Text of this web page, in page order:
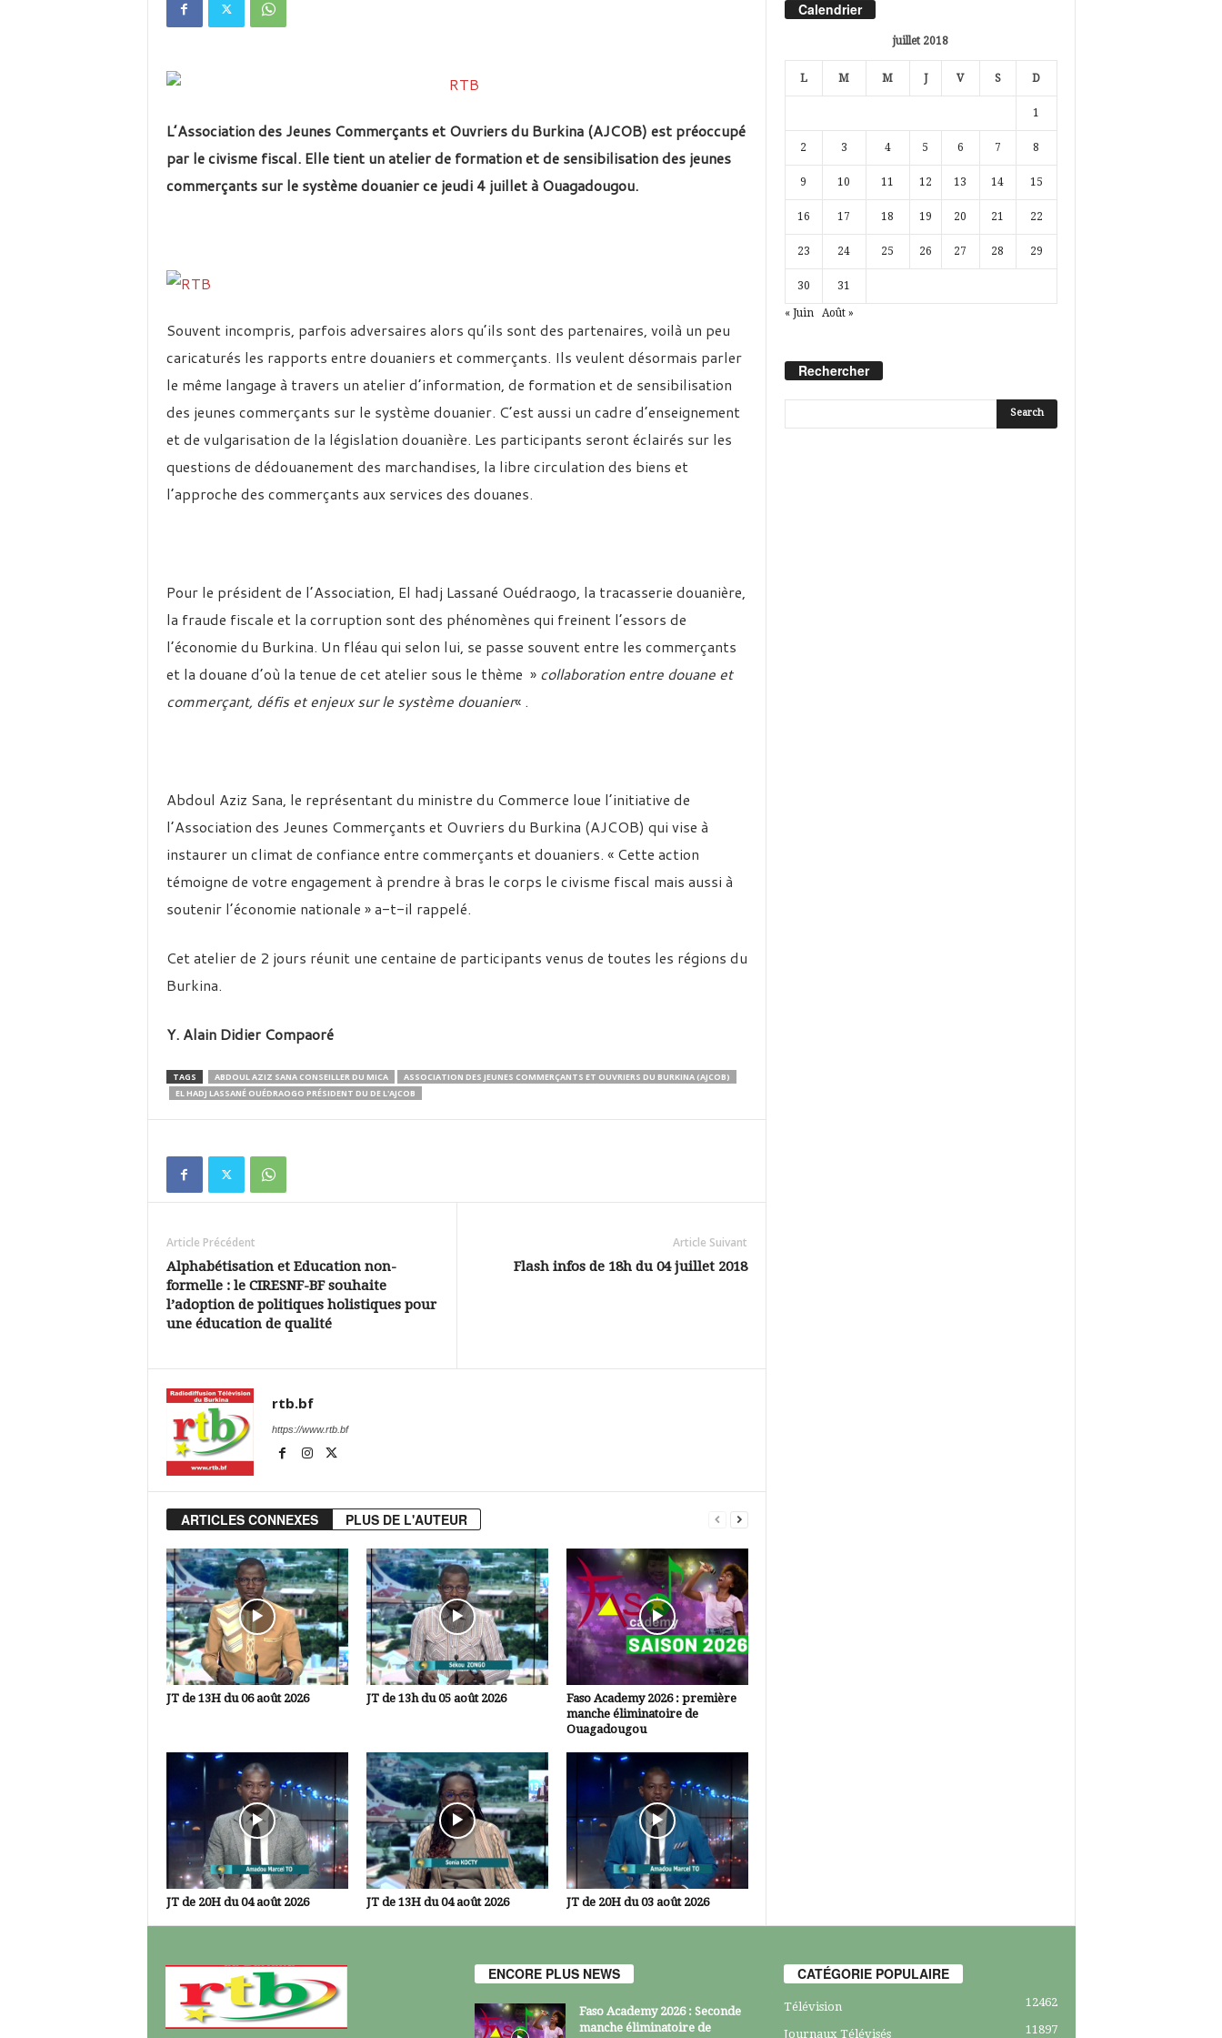
L’Association des Jeunes Commerçants et Ouvriers du Burkina (AJCOB) est préoccupé
par le civisme fiscal. Elle tient un atelier de formation et de sensibilisation des jeunes
commerçants sur le système douanier ce jeudi 4 juillet à Ouagadougou.
Souvent incompris, parfois adversaires alors qu’ils sont des partenaires, voilà un peu
caricaturés les rapports entre douaniers et commerçants. Ils veulent désormais parler
le même langage à travers un atelier d’information, de formation et de sensibilisation
des jeunes commerçants sur le système douanier. C’est aussi un cadre d’enseignement
et de vulgarisation de la législation douanière. Les participants seront éclairés sur les
questions de dédouanement des marchandises, la libre circulation des biens et
l’approche des commerçants aux services des douanes.
Pour le président de l’Association, El hadj Lassané Ouédraogo, la tracasserie douanière,
la fraude fiscale et la corruption sont des phénomènes qui freinent l’essors de
l’économie du Burkina. Un fléau qui selon lui, se passe souvent entre les commerçants
et la douane d’où la tenue de cet atelier sous le thème » collaboration entre douane et
commerçant, défis et enjeux sur le système douanier« .
Abdoul Aziz Sana, le représentant du ministre du Commerce loue l’initiative de
l’Association des Jeunes Commerçants et Ouvriers du Burkina (AJCOB) qui vise à
instaurer un climat de confiance entre commerçants et douaniers. « Cette action
témoigne de votre engagement à prendre à bras le corps le civisme fiscal mais aussi à
soutenir l’économie nationale » a-t-il rappelé.
Cet atelier de 2 jours réunit une centaine de participants venus de toutes les régions du
Burkina.
Y. Alain Didier Compaoré
TAGS ABDOUL AZIZ SANA CONSEILLER DU MICA
ASSOCIATION DES JEUNES COMMERÇANTS ET OUVRIERS DU BURKINA (AJCOB)
EL HADJ LASSANÉ OUÉDRAOGO PRÉSIDENT DU DE L'AJCOB
Article Précédent
Alphabétisation et Education non-
formelle : le CIRESNF-BF souhaite
l’adoption de politiques holistiques pour
une éducation de qualité
Article Suivant
Flash infos de 18h du 04 juillet 2018
rtb.bf
https://www.rtb.bf
ARTICLES CONNEXES PLUS DE L'AUTEUR
JT de 13H du 06 août 2026 JT de 13h du 05 août 2026
Faso Academy 2026 : première
manche éliminatoire de
Ouagadougou
JT de 20H du 04 août 2026 JT de 13H du 04 août 2026 JT de 20H du 03 août 2026
Calendrier
juillet 2018
L M M J V S D
1
2 3 4 5 6 7 8
9 10 11 12 13 14 15
16 17 18 19 20 21 22
23 24 25 26 27 28 29
30 31
« Juin Août »
Rechercher
ENCORE PLUS NEWS
Faso Academy 2026 : Seconde
manche éliminatoire de
CATÉGORIE POPULAIRE
Télévision 12462
Journaux Télévisés 11897